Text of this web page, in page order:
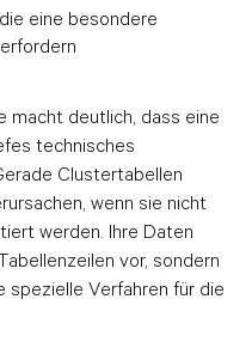
eine besondere
macht deutlich, dass eine
technisches
Clustertabellen
wenn sie nicht
werden. Ihre Daten
vor, sondern
spezielle Verfahren für die